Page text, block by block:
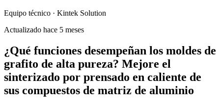
Equipo técnico · Kintek Solution
Actualizado hace 5 meses
¿Qué funciones desempeñan los moldes de
grafito de alta pureza? Mejore el
sinterizado por prensado en caliente de
sus compuestos de matriz de aluminio